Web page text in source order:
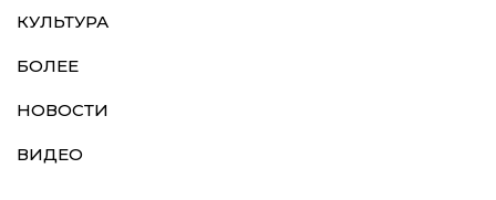
КУЛЬТУРА
БОЛЕЕ
НОВОСТИ
ВИДЕО